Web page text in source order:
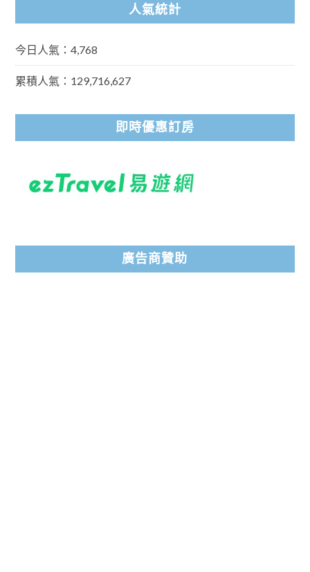
人氣統計
今日人氣：4,768
累積人氣：129,716,627
即時優惠訂房
廣告商贊助